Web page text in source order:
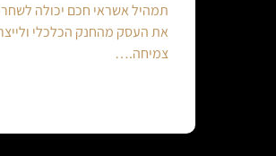
תמהיל אשראי חכם יכולה
את העסק מהחנק הכלכלי
צמיחה.…